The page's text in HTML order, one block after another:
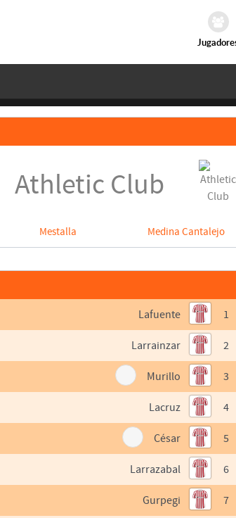
Athletic Club
Mestalla Medina Cantalejo
1
Lafuente
2
Larrainzar
3
Murillo
4
Lacruz
5
César
6
Larrazabal
7
Gurpegi